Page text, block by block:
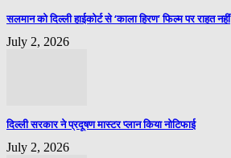
सलमान को दिल्ली हाईकोर्ट से ‘काला हिरण’ फिल्म पर राहत नहीं
July 2, 2026
दिल्ली सरकार ने प्रदूषण मास्टर प्लान किया नोटिफाई
July 2, 2026